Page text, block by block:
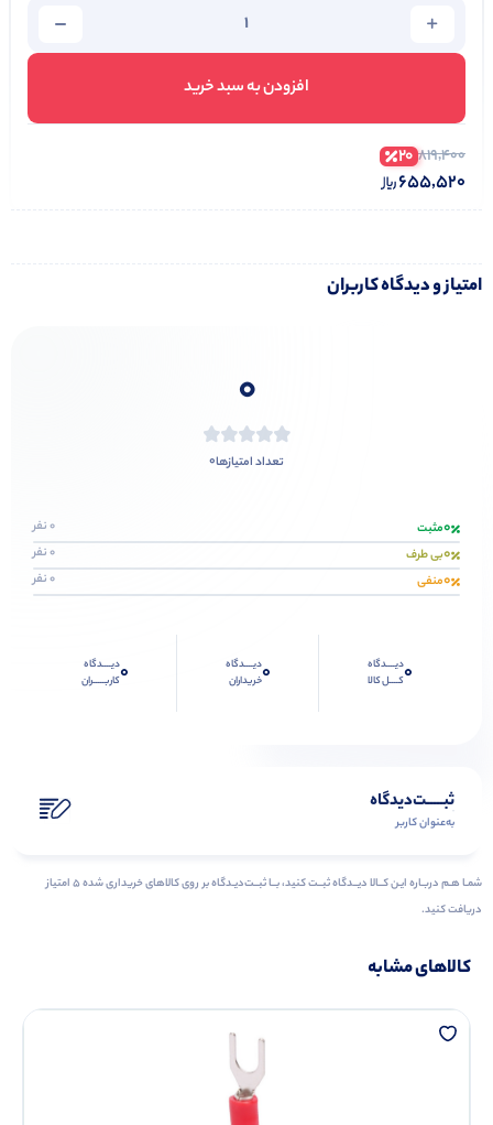
افزودن به سبد خرید
819,400
20
655,520
امتیاز و دیدگاه کاربران
0
تعداد امتیازها0
0مثبت 0 نفر
0بی طرف 0 نفر
0منفی 0 نفر
0دیــــدگاه
کــــل کالا
0دیــــدگاه
خریداران
0دیــــدگاه
کاربـــــران
ثبـــــت‌دیدگاه
به‌عنوان کاربر
شمـا هـم دربـاره ایـن کــالا دیــدگاه ثبــت کنید، بــا ثبــت‌دیـدگاه بر روی کالاهای خریداری شده ۵ امتیاز
دریافت کنید.
کالاهای مشابه